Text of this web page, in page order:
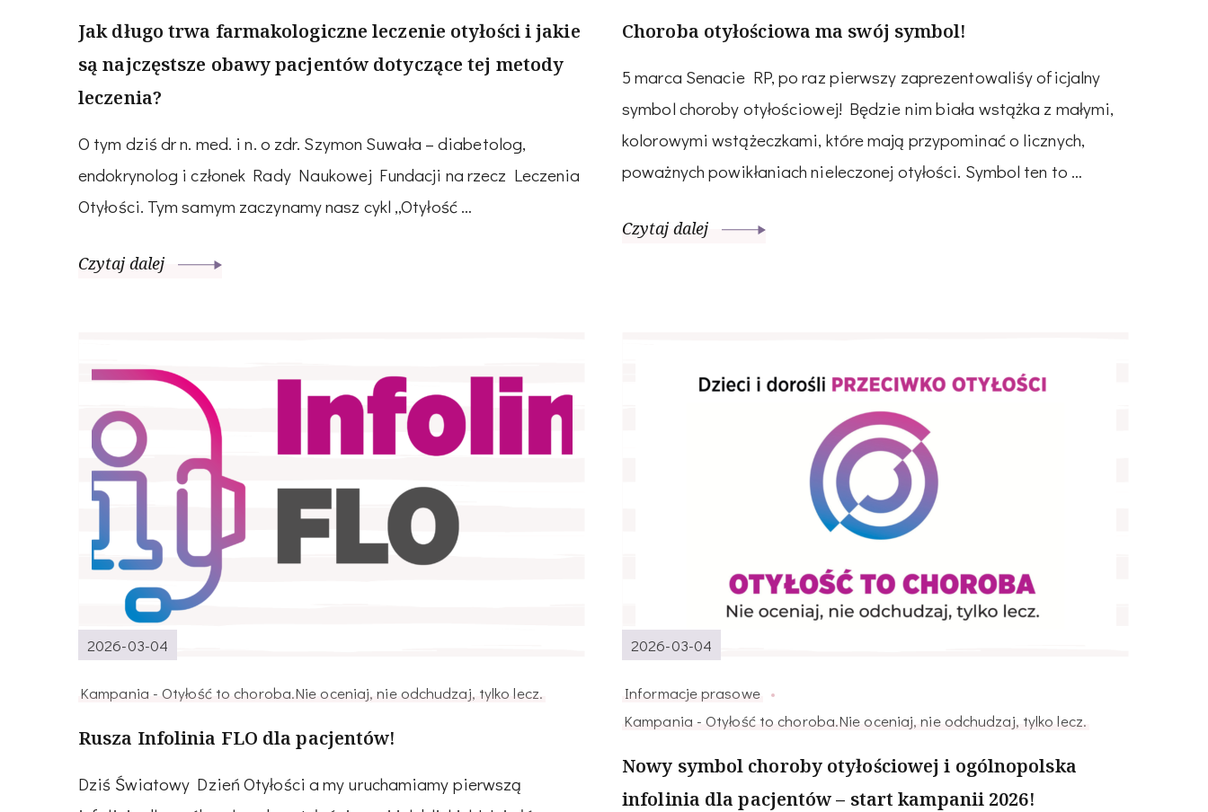
Jak długo trwa farmakologiczne leczenie otyłości i jakie
są najczęstsze obawy pacjentów dotyczące tej metody
leczenia?
O tym dziś dr n. med. i n. o zdr. Szymon Suwała – diabetolog,
endokrynolog i członek Rady Naukowej Fundacji na rzecz Leczenia
Otyłości. Tym samym zaczynamy nasz cykl „Otyłość …
Czytaj dalej
Choroba otyłościowa ma swój symbol!
5 marca Senacie RP, po raz pierwszy zaprezentowaliśy oficjalny
symbol choroby otyłościowej! Będzie nim biała wstążka z małymi,
kolorowymi wstążeczkami, które mają przypominać o licznych,
poważnych powikłaniach nieleczonej otyłości. Symbol ten to …
Czytaj dalej
2026-03-04
Kampania - Otyłość to choroba.Nie oceniaj, nie odchudzaj, tylko lecz.
Rusza Infolinia FLO dla pacjentów!
Dziś Światowy Dzień Otyłości a my uruchamiamy pierwszą
2026-03-04
Informacje prasowe
Kampania - Otyłość to choroba.Nie oceniaj, nie odchudzaj, tylko lecz.
Nowy symbol choroby otyłościowej i ogólnopolska
infolinia dla pacjentów – start kampanii 2026!